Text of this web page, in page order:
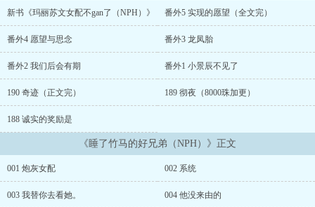
兄弟，景谦、陆望尘，以及纪衡宇这三人的同时，并且完成收集任务
命，向以茉豁出去了。NP/全处/苏爽甜/三个男主女主搞定男主男主搞
定一切/世界架空都瞎写的勿考究/男主都有病原因见番外/感谢对秦深
的喜欢，他是另一篇还没开的救赎文的男主和谐评论区，之前一直没
管，以后会引起争吵的会从苗头开始删评。日更，每满一百珠免费加
更两千珠后，每满五百珠加更作者其他的文：《宠你上瘾（1v1）》
《心有朝露（1v1）》《偷偷喜欢（1v1）》《快穿之让我蹭蹭你的气
运（1v1）》《玛丽苏文女配不gan了（NPH）》...
新书《玛丽苏文女配不gan了（NPH）》 番外5 实现的愿望（全文完）
番外4 愿望与思念 番外3 龙凤胎
番外2 我们后会有期 番外1 小景辰不见了
190 奇迹（正文完） 189 彻夜（8000珠加更）
188 诚实的奖励是
《睡了竹马的好兄弟（NPH）》正文
001 炮灰女配 002 系统
003 我替你去看她。 004 他没来由的